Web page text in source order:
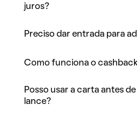
juros?
Preciso dar entrada para
Como funciona o
Posso usar a carta antes
lance?